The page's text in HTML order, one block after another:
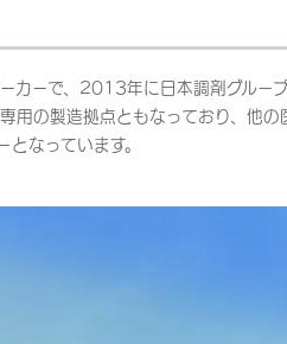
ーで、2013年に日本調剤グルー
用の製造拠点ともなっており、他の
なっています。